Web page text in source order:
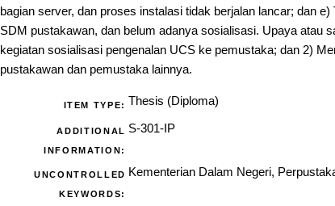
bagian server, dan proses instalasi tidak berjalan lancar; dan
SDM pustakawan, dan belum adanya sosialisasi. Upaya atau
kegiatan sosialisasi pengenalan UCS ke pemustaka; dan 2)
pustakawan dan pemustaka lainnya.
ITEM TYPE: Thesis (Diploma)
ADDITIONAL
INFORMATION:
S-301-IP
UNCONTROLLED
KEYWORDS:
Kementerian Dalam Negeri,